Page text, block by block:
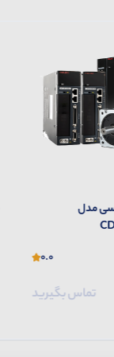
مدل
0.0
تماس بگیرید